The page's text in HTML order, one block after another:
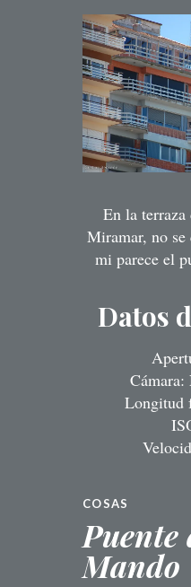
En la
Miramar, no se
mi parece el
Datos
Longitud
COSAS
Puente
Mando